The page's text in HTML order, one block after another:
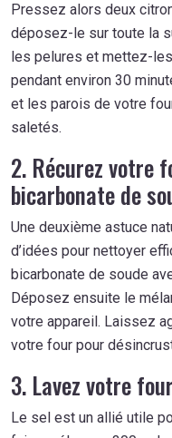
Pressez alors deux
déposez-le sur toute la
les pelures et mettez-
pendant environ 30
et les parois de votre
saletés.
2. Récurez votre
bicarbonate de
Une deuxième astuce
d’idées pour nettoyer
bicarbonate de soude
Déposez ensuite le
votre appareil. Laissez
votre four pour
3. Lavez votre
Le sel est un allié utile